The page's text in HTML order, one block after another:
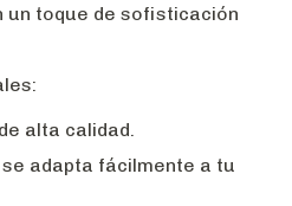
toque de sofisticación
alta calidad.
adapta fácilmente a tu